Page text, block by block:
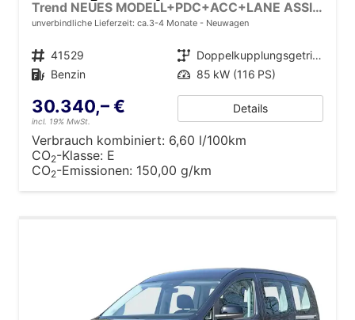
Trend NEUES MODELL+PDC+ACC+LANE ASSIST
unverbindliche Lieferzeit: ca.3-4 Monate Neuwagen
Fahrzeugnr. 41529 Getriebe
Doppelkupplungsgetriebe (DSG)
Kraftstoff Benzin Leistung 85 kW (116 PS)
30.340,– €
incl. 19% MwSt.
Details
Verbrauch kombiniert: 6,60 l/100km
CO2-Klasse: E
CO2-Emissionen: 150,00 g/km